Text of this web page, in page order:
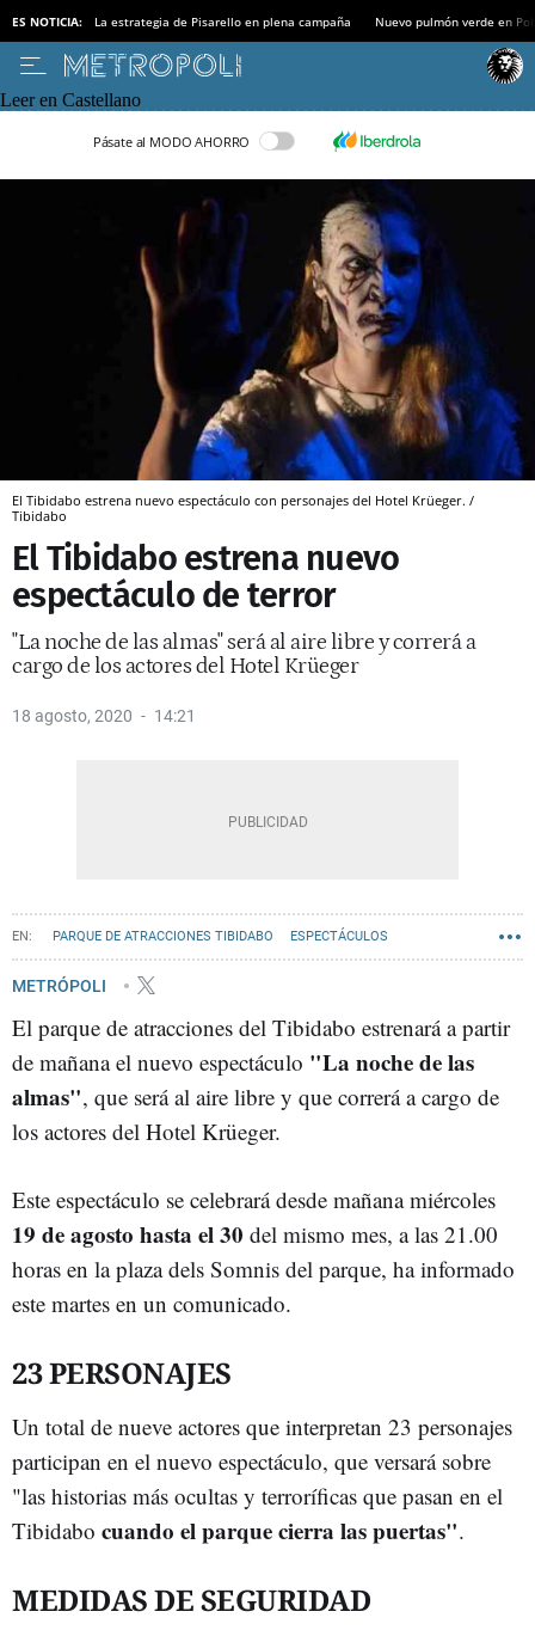
ES NOTICIA: La estrategia de Pisarello en plena campaña Nuevo pulmón verde en
Leer en Castellano
Pásate al MODO AHORRO
El Tibidabo estrena nuevo espectáculo con personajes del Hotel Krüeger. /
Tibidabo
El Tibidabo estrena nuevo
espectáculo de terror
"La noche de las almas" será al aire libre y correrá a
cargo de los actores del Hotel Krüeger
18 agosto, 2020 14:21
PARQUE DE ATRACCIONES TIBIDABO ESPECTÁCULOS
COLLSEROLA
METRÓPOLI
El parque de atracciones del Tibidabo estrenará a partir
de mañana el nuevo espectáculo "La noche de las
almas", que será al aire libre y que correrá a cargo de
los actores del Hotel Krüeger.
Este espectáculo se celebrará desde mañana miércoles
19 de agosto hasta el 30 del mismo mes, a las 21.00
horas en la plaza dels Somnis del parque, ha informado
este martes en un comunicado.
23 PERSONAJES
Un total de nueve actores que interpretan 23 personajes
participan en el nuevo espectáculo, que versará sobre
"las historias más ocultas y terroríficas que pasan en el
Tibidabo cuando el parque cierra las puertas".
MEDIDAS DE SEGURIDAD